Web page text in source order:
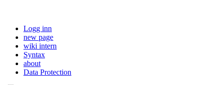
Logg inn
new page
wiki intern
Syntax
about
Data Protection